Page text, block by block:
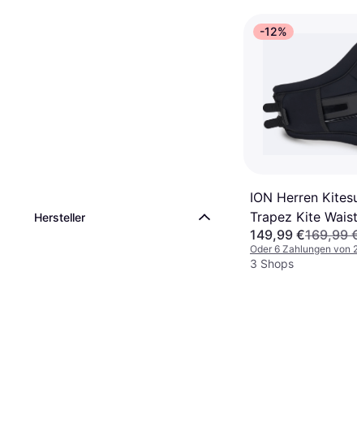
Hersteller
-12%
ION Herren
Trapez Kite
Schwarz
149,99 €169,99
Oder 6 Zahlungen von
3 Shops